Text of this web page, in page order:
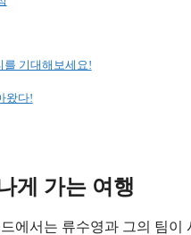
를 기대해보세요!
왔다!
게 가는 여행
에서는 류수영과 그의 팀